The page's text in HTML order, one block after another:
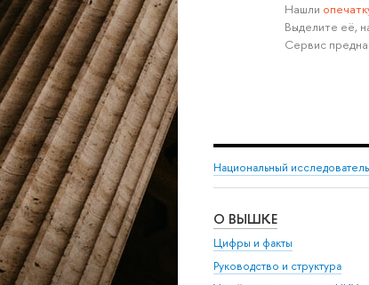
Нашли
Выделите её,
Сервис
Национальный
О ВЫШКЕ
Цифры и факты
Руководство и структура